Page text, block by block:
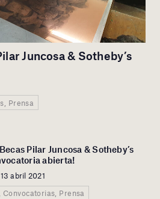
Juncosa & Sotheby’s
Prensa
Pilar Juncosa & Sotheby’s
abierta!
abril 2021
Prensa